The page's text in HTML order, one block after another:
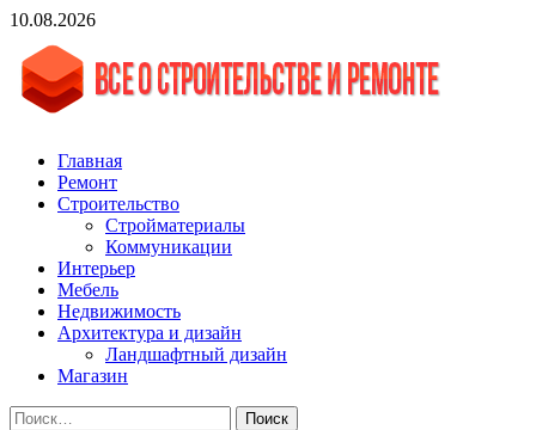
Skip
content
10.08.2026
vgasa.ru
Строительный журнал. Всё о строительстве и ремонтах
Главная
Ремонт
Строительство
Стройматериалы
Коммуникации
Интерьер
Мебель
Недвижимость
Архитектура и дизайн
Ландшафтный дизайн
Магазин
Найти: